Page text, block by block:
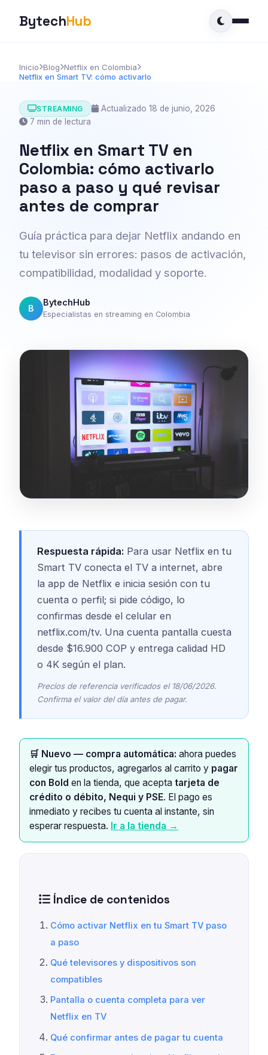
BytechHub
Inicio Blog Netflix en Colombia
Netflix en Smart TV: cómo activarlo
STREAMING
Actualizado 18 de junio, 2026
7 min de lectura
Netflix en Smart TV en
Colombia: cómo activarlo
paso a paso y qué revisar
antes de comprar
Guía práctica para dejar Netflix andando en
tu televisor sin errores: pasos de activación,
compatibilidad, modalidad y soporte.
B
BytechHub
Especialistas en streaming en Colombia
Respuesta rápida: Para usar Netflix en tu
Smart TV conecta el TV a internet, abre
la app de Netflix e inicia sesión con tu
cuenta o perfil; si pide código, lo
confirmas desde el celular en
netflix.com/tv. Una cuenta pantalla cuesta
desde $16.900 COP y entrega calidad HD
o 4K según el plan.
Precios de referencia verificados el 18/06/2026.
Confirma el valor del día antes de pagar.
🛒 Nuevo — compra automática: ahora puedes
elegir tus productos, agregarlos al carrito y pagar
con Bold en la tienda, que acepta tarjeta de
crédito o débito, Nequi y PSE. El pago es
inmediato y recibes tu cuenta al instante, sin
esperar respuesta. Ir a la tienda →
Índice de contenidos
Cómo activar Netflix en tu Smart TV paso
a paso
Qué televisores y dispositivos son
compatibles
Pantalla o cuenta completa para ver
Netflix en TV
Qué confirmar antes de pagar tu cuenta